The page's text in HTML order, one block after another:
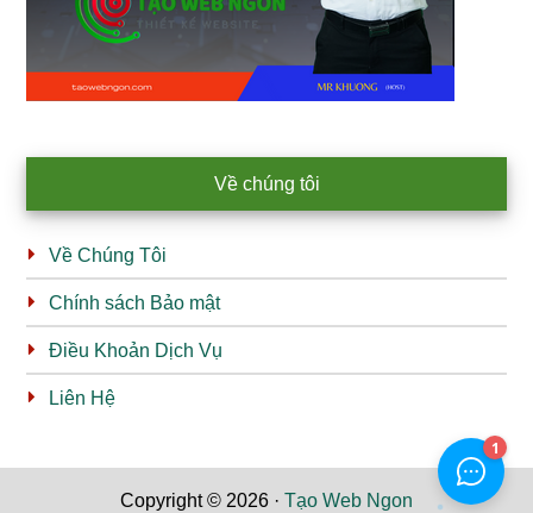
Về chúng tôi
Về Chúng Tôi
Chính sách Bảo mật
Điều Khoản Dịch Vụ
Liên Hệ
Copyright © 2026 · Tạo Web Ngon